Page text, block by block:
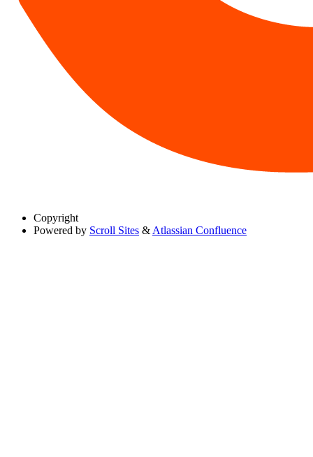
Copyright
Powered by Scroll Sites & Atlassian Confluence